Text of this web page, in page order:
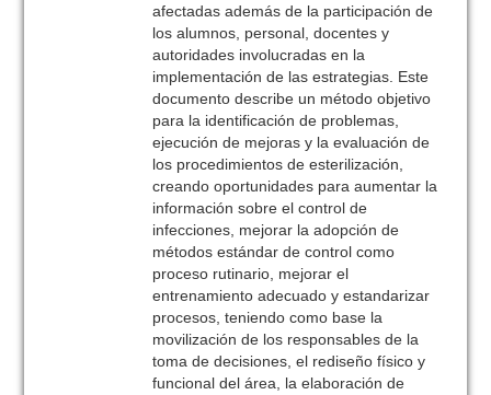
afectadas además de la participación de
los alumnos, personal, docentes y
autoridades involucradas en la
implementación de las estrategias. Este
documento describe un método objetivo
para la identificación de problemas,
ejecución de mejoras y la evaluación de
los procedimientos de esterilización,
creando oportunidades para aumentar la
información sobre el control de
infecciones, mejorar la adopción de
métodos estándar de control como
proceso rutinario, mejorar el
entrenamiento adecuado y estandarizar
procesos, teniendo como base la
movilización de los responsables de la
toma de decisiones, el rediseño físico y
funcional del área, la elaboración de